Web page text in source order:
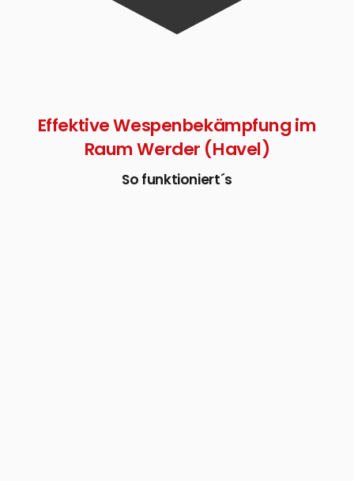
Effektive Wespenbekämpfung im
Raum Werder (Havel)
So funktioniert´s